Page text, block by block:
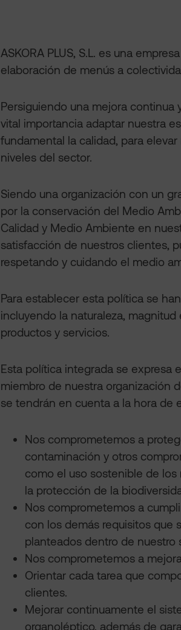
ASKORA PLUS, S.L. es una
elaboración de menús a
Persiguiendo una mejora
vital importancia adaptar nuestra
fundamental la calidad, para
niveles del sector.
Siendo una organización con un
por la conservación del Medio
Calidad y Medio Ambiente en
satisfacción de nuestros clientes,
respetando y cuidando el medio
Para establecer esta política se
incluyendo la naturaleza,
productos y servicios.
Esta política integrada se expresa
miembro de nuestra organización
se tendrán en cuenta a la hora de
Nos comprometemos a
contaminación y otros
como el uso sostenible de
la protección de la
Nos comprometemos a
con los demás requisitos que
planteados dentro de nuestro
Nos comprometemos a
Orientar cada tarea que
clientes.
Mejorar continuamente el
organoléptico, además de